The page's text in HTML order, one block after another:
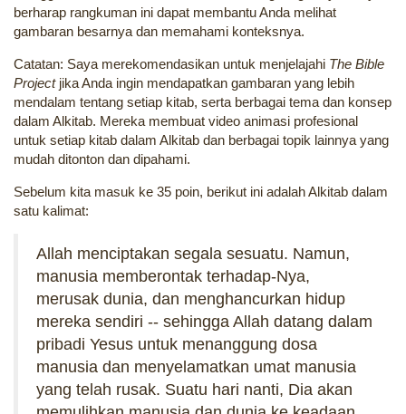
berharap rangkuman ini dapat membantu Anda melihat
gambaran besarnya dan memahami konteksnya.
Catatan: Saya merekomendasikan untuk menjelajahi The Bible
Projectjika Anda ingin mendapatkan gambaran yang lebih
mendalam tentang setiap kitab, serta berbagai tema dan konsep
dalam Alkitab. Mereka membuat video animasi profesional
untuk setiap kitab dalam Alkitab dan berbagai topik lainnya yang
mudah ditonton dan dipahami.
Sebelum kita masuk ke 35 poin, berikut ini adalah Alkitab dalam
satu kalimat:
Allah menciptakan segala sesuatu. Namun,
manusia memberontak terhadap-Nya,
merusak dunia, dan menghancurkan hidup
mereka sendiri -- sehingga Allah datang dalam
pribadi Yesus untuk menanggung dosa
manusia dan menyelamatkan umat manusia
yang telah rusak. Suatu hari nanti, Dia akan